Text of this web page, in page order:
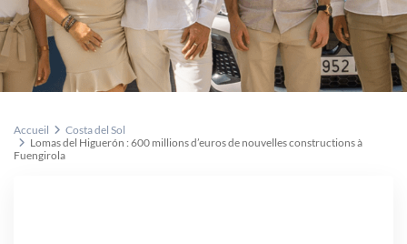
Accueil
Costa del Sol
Lomas del Higuerón : 600 millions d’euros de nouvelles constructions à
Fuengirola